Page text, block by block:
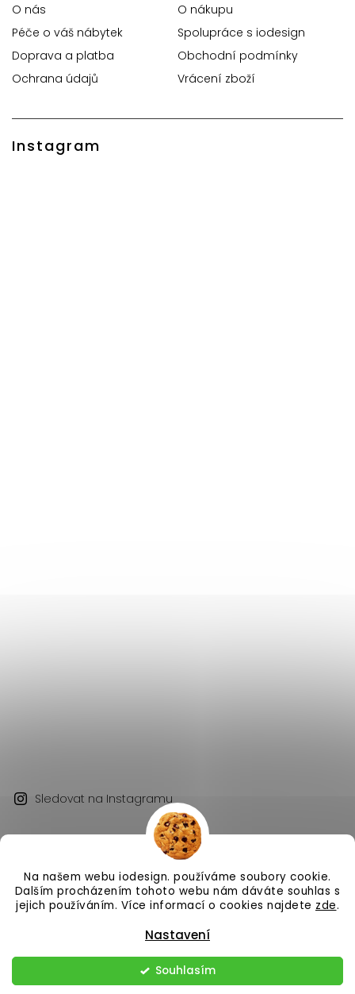
Na našem webu iodesign. používáme soubory cookie.
Dalším procházením tohoto webu nám dáváte souhlas s
jejich používáním. Více informací o cookies najdete zde.
Nastavení
Souhlasím
O nás
O nákupu
Péče o váš nábytek
Spolupráce s iodesign
Doprava a platba
Obchodní podmínky
Ochrana údajů
Vrácení zboží
Instagram
Sledovat na Instagramu
iodesign. . Všechna práva vyhrazena.
Shoptet| DesignShoptak.cz